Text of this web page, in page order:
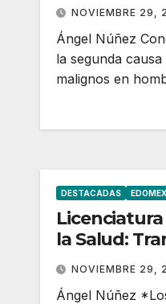
NOVIEMBRE 29,
Ángel Núñez
la segunda
malignos en
DESTACADAS EDOMEX
la Salud:
NOVIEMBRE 29,
Ángel Núñez